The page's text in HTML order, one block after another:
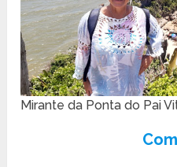
Mirante da Ponta do Pai